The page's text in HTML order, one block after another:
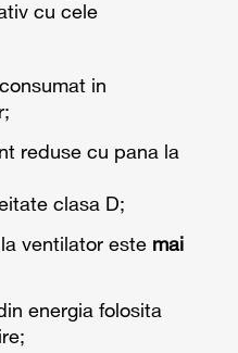
cu cele
in
reduse cu pana la
clasa D;
ventilator este mai
energia folosita